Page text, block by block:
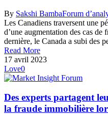
By Sakshi BambaForum
Les Canadiens traversent une
d’une augmentation des cas de
dernière, le Canada a subi des
Read More
17 avril 2023
Love0
Des experts partagent
la fraude immobilière